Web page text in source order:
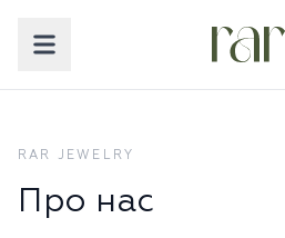
RAR JEWELRY
Про нас